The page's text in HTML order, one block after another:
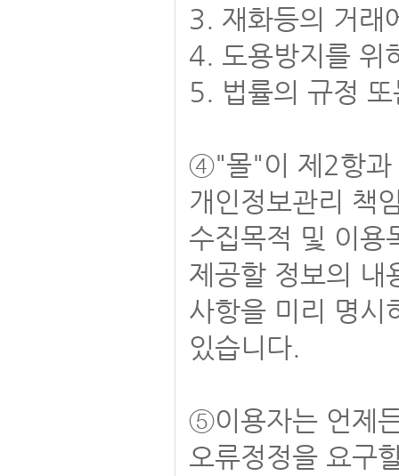
3. 재화등의 거래
4. 도용방지를 위
5. 법률의 규정
④"몰"이 제2항과
개인정보관리 책
수집목적 및 이용
제공할 정보의 내
사항을 미리 명시
있습니다.
⑤이용자는 언제
오류정정을 요구